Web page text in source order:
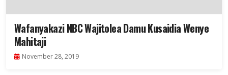
Wafanyakazi NBC Wajitolea Damu Kusaidia Wenye
Mahitaji
November 28, 2019